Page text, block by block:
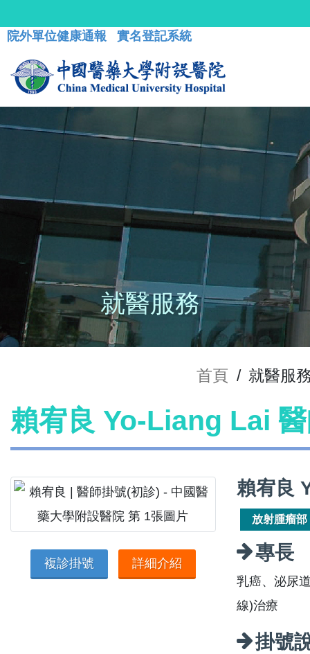
院外單位健康通報 實名登記系統
就醫服務
首頁 / 就醫服
賴宥良 Yo-Liang Lai
複診掛號 詳細介紹
賴宥良
放射腫瘤部
專長
乳癌、泌尿
線)治療
掛號